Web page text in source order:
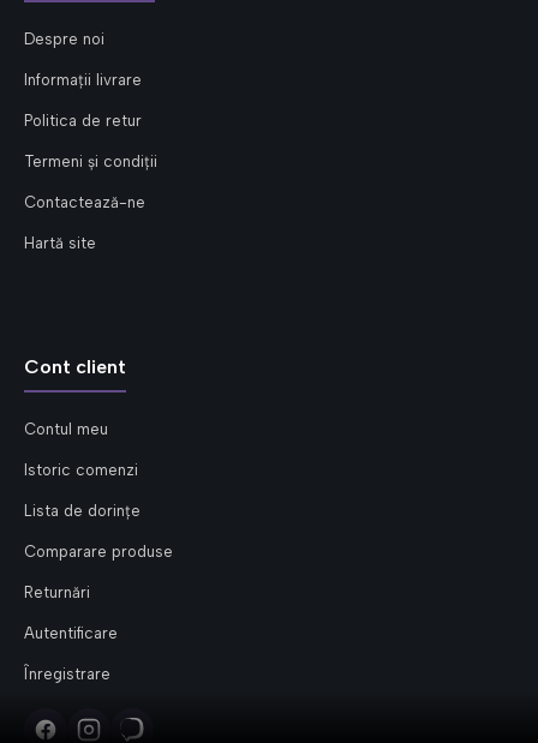
Despre noi
Informații livrare
Politica de retur
Termeni și condiții
Contactează-ne
Hartă site
Cont client
Contul meu
Istoric comenzi
Lista de dorințe
Comparare produse
Returnări
Autentificare
Înregistrare